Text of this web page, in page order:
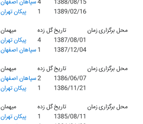
سپاهان اصفهان4
1388/08/15
پيکان تهران 1
1389/02/16
میهمان گل زدهتاریخ زمانمحل برگزاری
پيکان تهران 4
1387/08/01
سپاهان اصفهان 1
1387/12/04
میهمان گل زدهتاریخ زمانمحل برگزاری
سپاهان اصفهان2
1386/06/07
پيکان تهران 1
1386/11/21
میهمان گل زدهتاریخ زمانمحل برگزاری
پيکان تهران 1
1385/08/11